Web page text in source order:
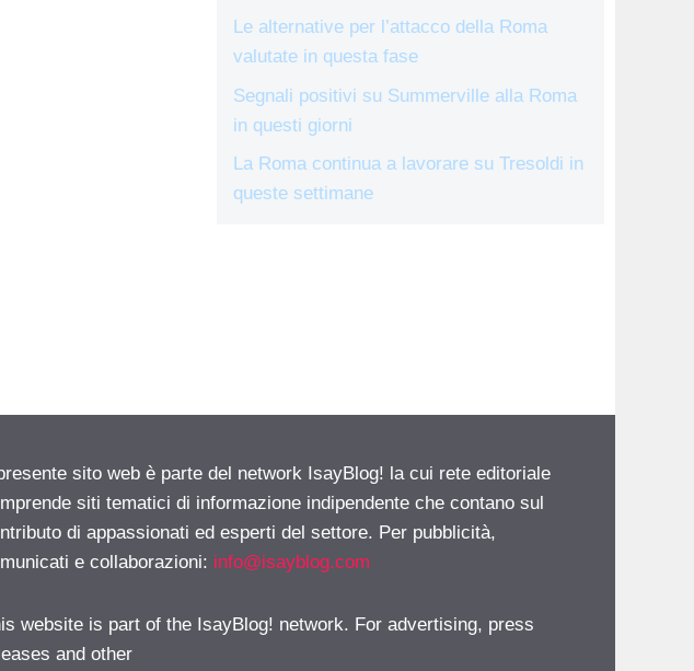
Le alternative per l’attacco della Roma
valutate in questa fase
Segnali positivi su Summerville alla Roma
in questi giorni
La Roma continua a lavorare su Tresoldi in
queste settimane
presente sito web è parte del network IsayBlog! la cui rete editoriale
siti tematici di informazione indipendente che contano sul
di appassionati ed esperti del settore. Per pubblicità,
e collaborazioni: info@isayblog.com
website is part of the IsayBlog! network. For advertising, press
and other